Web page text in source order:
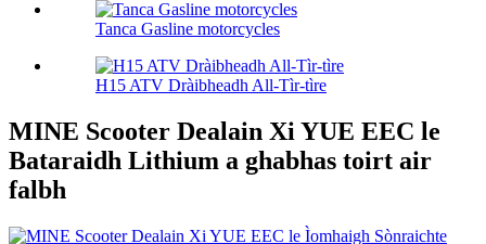
Tanca Gasline motorcycles
H15 ATV Dràibheadh ​​​​All-Tìr-tìre
MINE Scooter Dealain Xi YUE EEC le
Bataraidh Lithium a ghabhas toirt air
falbh